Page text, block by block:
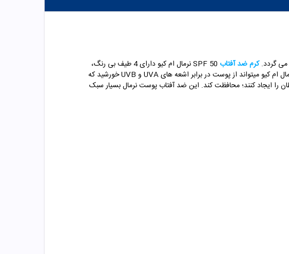
کرم ضد آفتاب
SPF 50 نرمال ام کیو دارای 4 طیف بی رنگ،
نرمال ام کیو میتواند از پوست در برابر اشعه های UVA و UVB خورشید که
را ایجاد کنند؛ محافظت کند. این ضد آفتاب پوست نرمال بسیار سبک